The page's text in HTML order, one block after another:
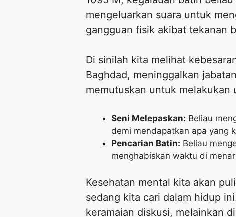
mengeluarkan suara untuk
gangguan fisik akibat tekanan
Di sinilah kita melihat
Baghdad, meninggalkan
memutuskan untuk melakukan
Seni Melepaskan: Beliau
demi mendapatkan apa yang
Pencarian Batin: Beliau
menghabiskan waktu di
Kesehatan mental kita akan
sedang kita cari dalam hidup
keramaian diskusi, melainkan